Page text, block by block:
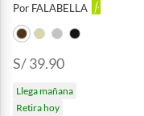
Por FALABELLA
S/ 39.90
Llega mañana
Retira hoy